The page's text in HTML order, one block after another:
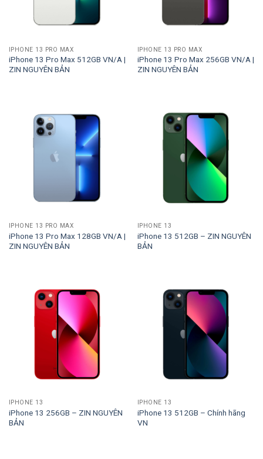
IPHONE 13 PRO MAX
iPhone 13 Pro Max 512GB VN/A |
ZIN NGUYÊN BẢN
IPHONE 13 PRO MAX
iPhone 13 Pro Max 256GB VN/A |
ZIN NGUYÊN BẢN
IPHONE 13 PRO MAX
iPhone 13 Pro Max 128GB VN/A |
ZIN NGUYÊN BẢN
IPHONE 13
iPhone 13 512GB – ZIN NGUYÊN
BẢN
IPHONE 13
iPhone 13 256GB – ZIN NGUYÊN
BẢN
IPHONE 13
iPhone 13 512GB – Chính hãng
VN